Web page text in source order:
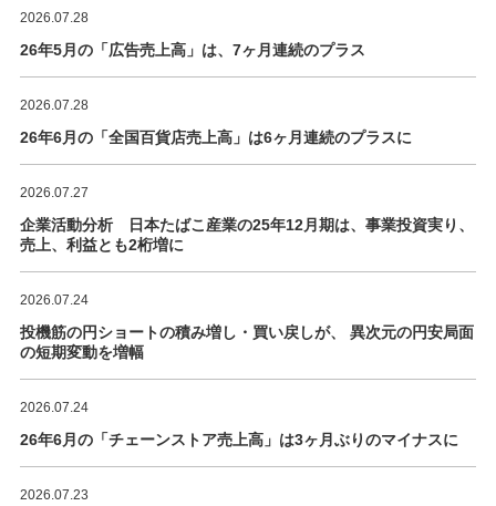
2026.07.28
26年5月の「広告売上高」は、7ヶ月連続のプラス
2026.07.28
26年6月の「全国百貨店売上高」は6ヶ月連続のプラスに
2026.07.27
企業活動分析 日本たばこ産業の25年12月期は、事業投資実り、
売上、利益とも2桁増に
2026.07.24
投機筋の円ショートの積み増し・買い戻しが、 異次元の円安局面
の短期変動を増幅
2026.07.24
26年6月の「チェーンストア売上高」は3ヶ月ぶりのマイナスに
2026.07.23